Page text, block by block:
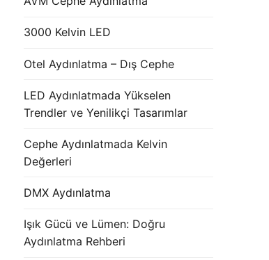
3000 Kelvin LED
Otel Aydınlatma – Dış Cephe
LED Aydınlatmada Yükselen
Trendler ve Yenilikçi Tasarımlar
Cephe Aydınlatmada Kelvin
Değerleri
DMX Aydınlatma
Işık Gücü ve Lümen: Doğru
Aydınlatma Rehberi